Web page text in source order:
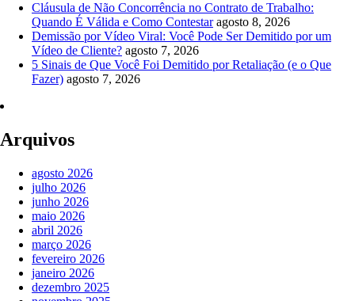
Cláusula de Não Concorrência no Contrato de Trabalho:
Quando É Válida e Como Contestar agosto 8, 2026
Demissão por Vídeo Viral: Você Pode Ser Demitido por um
Vídeo de Cliente? agosto 7, 2026
5 Sinais de Que Você Foi Demitido por Retaliação (e o Que
Fazer) agosto 7, 2026
Arquivos
agosto 2026
julho 2026
junho 2026
maio 2026
abril 2026
março 2026
fevereiro 2026
janeiro 2026
dezembro 2025